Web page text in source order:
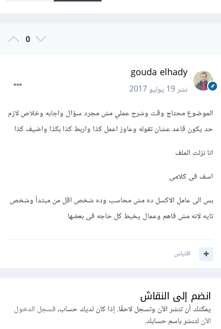
0
gouda elhady
نشر19 يوليو 2017
الموضوع محتاج وقت وشرح عملي مش مجرد سؤال واجابه وخلاص لازم
حد يكون قاعد عشان تقوله وعاوز اعمل كذا واربط كذا بكذا واضيف كذا
انا نزلت الملف
اسف فى كلامى
بس الى عامل الاكسل ده مش محاسب وده شخص اقل من مبتدأ وشخص
تايه لانه مش فاهم وعمال يخبط كل حاجه فى بعضها
اقتباس
انضم إلى النقاش
يمكنك أن تنشر الآن وتسجل لاحقًا. إذا كان لديك حساب،فسجل الدخول
الآنلتنشر باسم حسابك.